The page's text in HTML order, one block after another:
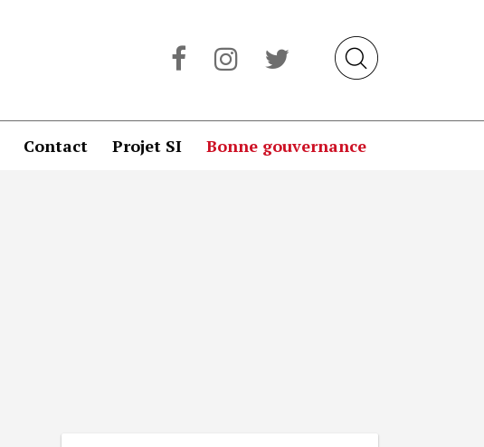
Contact Projet SI Bonne gouvernance